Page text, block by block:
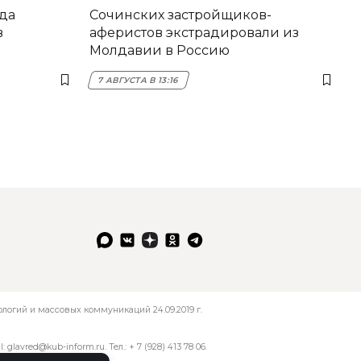
Сочинских застройщиков-
аферистов экстрадировали из
Молдавии в Россию
7 АВГУСТА В 13:16
и массовых коммуникаций 24.09.2019 г.
glavred@kub-inform.ru. Тел.: + 7 (928) 413 78 06.